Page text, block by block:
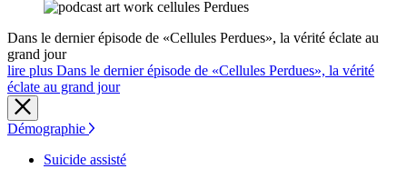
Dans le dernier épisode de «Cellules Perdues», la vérité éclate au
grand jour
lire plus Dans le dernier épisode de «Cellules Perdues», la vérité
éclate au grand jour
Démographie
Suicide assisté